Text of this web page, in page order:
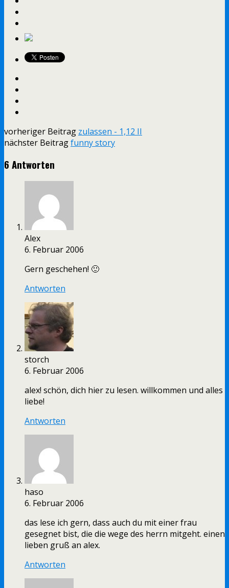
vorheriger Beitrag zulassen - 1,12 II
nächster Beitragfunny story
6 Antworten
Alex
6. Februar 2006
Gern geschehen! 🙂
Antworten
storch
6. Februar 2006
alex! schön, dich hier zu lesen. willkommen und alles
liebe!
Antworten
haso
6. Februar 2006
das lese ich gern, dass auch du mit einer frau
gesegnet bist, die die wege des herrn mitgeht. einen
lieben gruß an alex.
Antworten